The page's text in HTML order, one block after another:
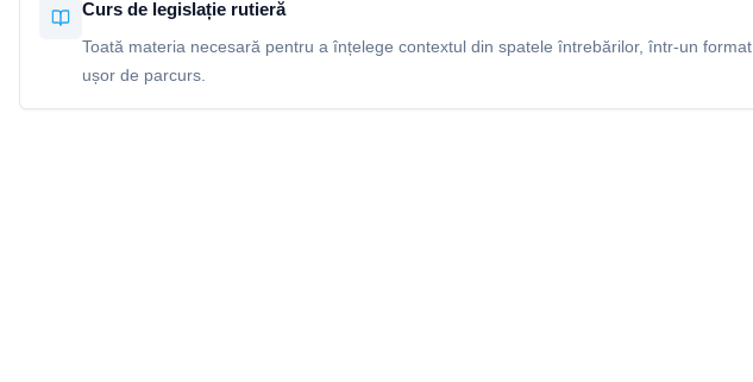
Curs de legislație rutieră
Toată materia necesară pentru a înțelege contextul din spatele întrebărilor, într-un format
ușor de parcurs.